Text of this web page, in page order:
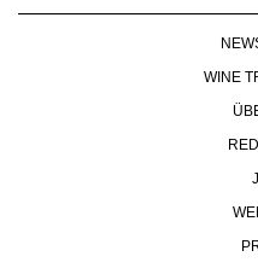
WINE